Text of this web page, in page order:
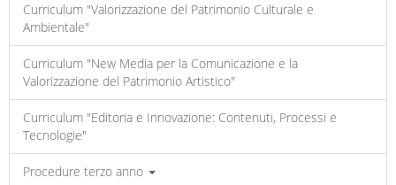
Curriculum "Valorizzazione del Patrimonio Culturale e
Ambientale"
Curriculum "New Media per la Comunicazione e la
Valorizzazione del Patrimonio Artistico"
Curriculum "Editoria e Innovazione: Contenuti, Processi e
Tecnologie"
Procedure terzo anno